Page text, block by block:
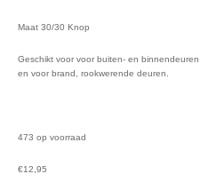
Maat 30/30 Knop
Geschikt voor voor buiten- en binnendeuren
en voor brand, rookwerende deuren.
473 op voorraad
€12,95